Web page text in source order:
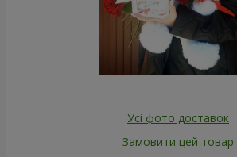
Усі фото доставок
Замовити цей товар